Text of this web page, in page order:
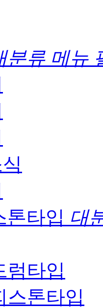
분류 메뉴
톤타입 대
럼타입
스톤타입